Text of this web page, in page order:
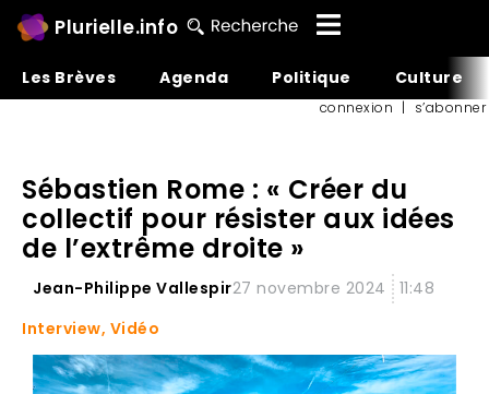
Plurielle.info
Les Brèves Agenda Politique Culture
connexion | s’abonner
Sébastien Rome : « Créer du
collectif pour résister aux idées
de l’extrême droite »
Jean-Philippe Vallespir27 novembre 2024
11:48
Interview, Vidéo